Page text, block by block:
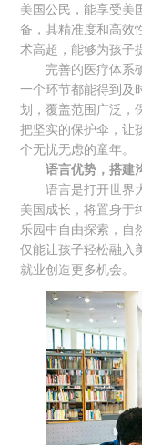
美国公民，能享受美
备，其精准度和高效
术高超，能够为孩子
完善的医疗体系
一个环节都能得到及
划，覆盖范围广泛，
把坚实的保护伞，让
个无忧无虑的童年。
语言优势，搭建
语言是打开世界
美国成长，将置身于
乐园中自由探索，自
仅能让孩子轻松融入
就业创造更多机会。